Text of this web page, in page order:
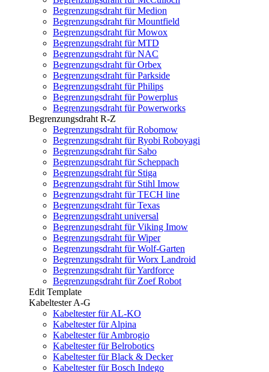
Begrenzungsdraht für Medion
Begrenzungsdraht für Mountfield
Begrenzungsdraht für Mowox
Begrenzungsdraht für MTD
Begrenzungsdraht für NAC
Begrenzungsdraht für Orbex
Begrenzungsdraht für Parkside
Begrenzungsdraht für Philips
Begrenzungsdraht für Powerplus
Begrenzungsdraht für Powerworks
Begrenzungsdraht R-Z
Begrenzungsdraht für Robomow
Begrenzungsdraht für Ryobi Roboyagi
Begrenzungsdraht für Sabo
Begrenzungsdraht für Scheppach
Begrenzungsdraht für Stiga
Begrenzungsdraht für Stihl Imow
Begrenzungsdraht für TECH line
Begrenzungsdraht für Texas
Begrenzungsdraht universal
Begrenzungsdraht für Viking Imow
Begrenzungsdraht für Wiper
Begrenzungsdraht für Wolf-Garten
Begrenzungsdraht für Worx Landroid
Begrenzungsdraht für Yardforce
Begrenzungsdraht für Zoef Robot
Edit Template
Kabeltester A-G
Kabeltester für AL-KO
Kabeltester für Alpina
Kabeltester für Ambrogio
Kabeltester für Belrobotics
Kabeltester für Black & Decker
Kabeltester für Bosch Indego